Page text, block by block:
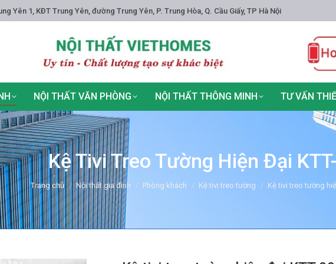
Yên 1, KĐT Trung Yên, đường Trung Yên, P. Trung Hòa, Q. Cầu Giấy, TP Hà Nội
NỘI THẤT VĂN PHÒNG NỘI THẤT THÔNG MINH TƯ VẤN
Kệ Tivi Treo Tường Hiện Đại
You are here:
Trang chủ Nội thất gia đình Phòng khách Kệ tivi treo tường Kệ tivi treo tường